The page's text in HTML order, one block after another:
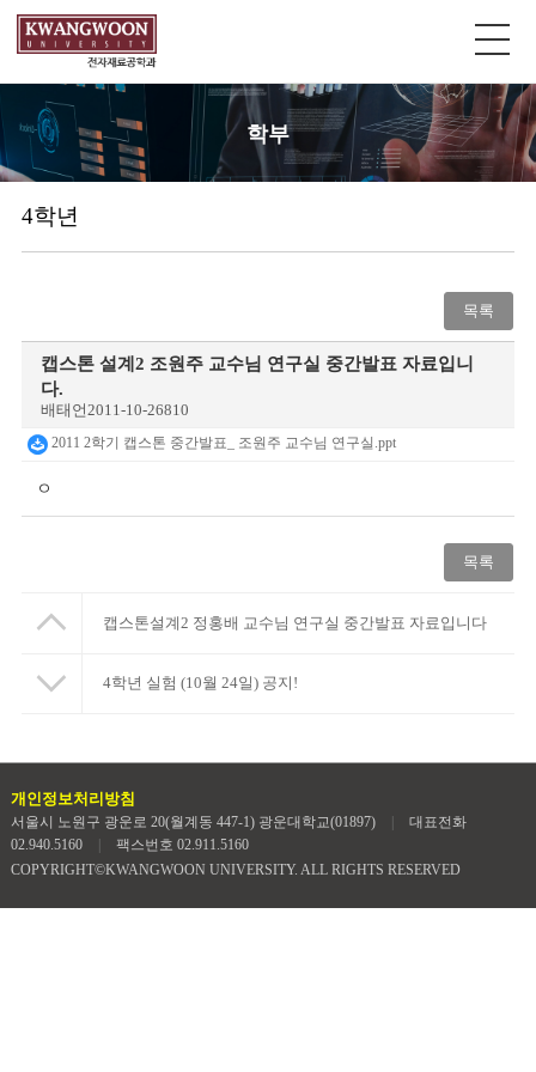
학부
4학년
목록
캡스톤 설계2 조원주 교수님 연구실 중간발표 자료입니
다.
배태언2011-10-26810
2011 2학기 캡스톤 중간발표_ 조원주 교수님 연구실.ppt
ㅇ
목록
캡스톤설계2 정홍배 교수님 연구실 중간발표 자료입니다
4학년 실험 (10월 24일) 공지!
개인정보처리방침
서울시 노원구 광운로 20(월계동 447-1) 광운대학교(01897)
대표전화
02.940.5160
팩스번호 02.911.5160
COPYRIGHT©KWANGWOON UNIVERSITY. ALL RIGHTS RESERVED